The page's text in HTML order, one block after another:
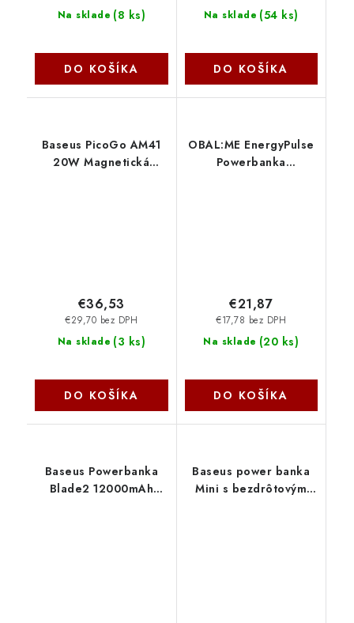
Na sklade (8 ks)
DO KOŠÍKA
Na sklade (54 ks)
DO KOŠÍKA
Baseus PicoGo AM41
20W Magnetická
Na sklade (3 ks)
€29,70 bez DPH
€36,53
DO KOŠÍKA
OBAL:ME EnergyPulse
Powerbanka
Na sklade (20 ks)
€17,78 bez DPH
€21,87
DO KOŠÍKA
Baseus Powerbanka
Blade2 12000mAh
Baseus power banka
Mini s bezdrôtovým